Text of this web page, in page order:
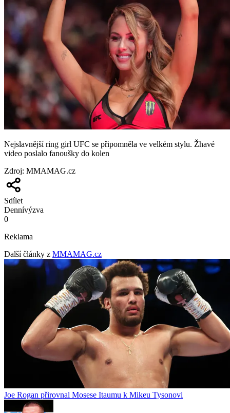
Nejslavnější ring girl UFC se připomněla ve velkém stylu. Žhavé
video poslalo fanoušky do kolen
Zdroj: MMAMAG.cz
Sdílet
Dennívýzva
0
Reklama
Další články z MMAMAG.cz
Joe Rogan přirovnal Mosese Itaumu k Mikeu Tysonovi